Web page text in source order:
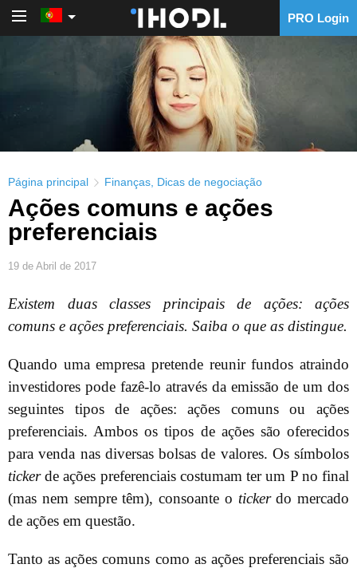
PRO Login
Página principal Finanças Dicas de negociação
Ações comuns e ações
preferenciais
19 de Abril de 2017
Existem duas classes principais de ações: ações
comuns e ações preferenciais. Saiba o que as distingue.
Quando uma empresa pretende reunir fundos atraindo
investidores pode fazê-lo através da emissão de um dos
seguintes tipos de ações: ações comuns ou ações
preferenciais. Ambos os tipos de ações são oferecidos
para venda nas diversas bolsas de valores. Os símbolos
tickerde ações preferenciais costumam ter um P no final
(mas nem sempre têm), consoante o tickerdo mercado
de ações em questão.
Tanto as ações comuns como as ações preferenciais são